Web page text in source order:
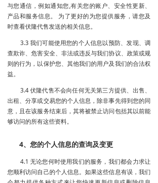
与您通信，例如通知您,有关您的账户、安全性更新、
产品和服务信息。 为了更好的为您提供服务，请您及
时查看伏隆代售发送的相关信息。
3.3 我们可能使用您的个人信息以预防、发现、调
查欺诈、危害安全、非法或违反与我们协议、政策或规
则的行为，以保护您、其他我们的用户及我们的合法权
益。
3.4 伏隆代售不会向任何无关第三方提供、出售、
出租、分享或交易您的个人信息，除非事先得到您的同
意，且在该服务结束后，其将被禁止访问包括其以前能
够访问的所有这些资料。
4、您的个人信息的查询及变更
4.1 无论您何时使用我们的服务，我们都会力求让
您顺利访问自己的个人信息。如果这些信息有误，我们